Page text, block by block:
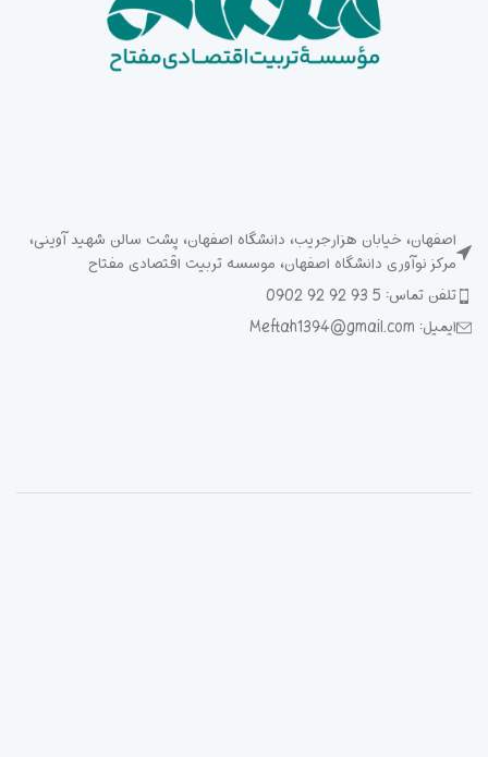
اصفهان، خیابان هزارجریب، دانشگاه اصفهان، پشت سالن شهید آوینی،
مرکز نوآوری دانشگاه اصفهان، موسسه تربیت اقتصادی مفتاح
تلفن تماس: 5 93 92 92 0902
ایمیل: Meftah1394@gmail.com